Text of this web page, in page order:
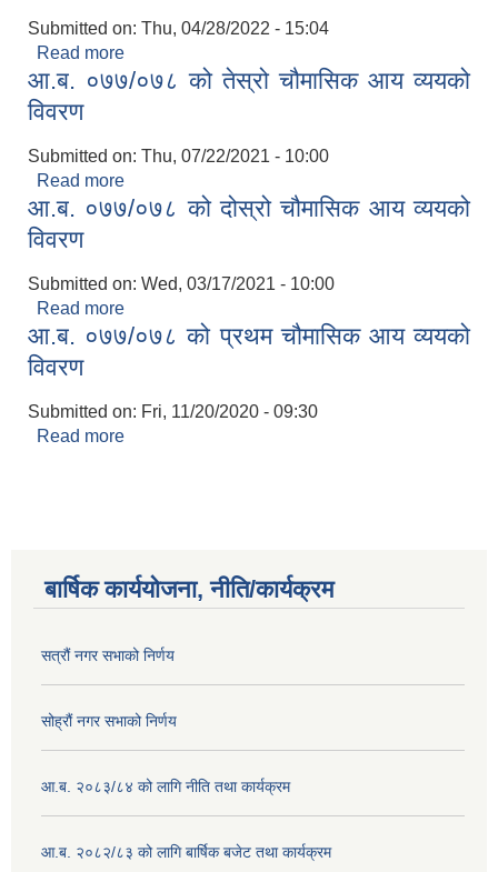
Submitted on: Thu, 04/28/2022 - 15:04
Read more
प्रतिवदेन
आ.ब. ०७७/०७८ को तेस्रो चौमासिक आय व्ययको
विवरण
Submitted on: Thu, 07/22/2021 - 10:00
Read more
विवरण
आ.ब. ०७७/०७८ को दोस्रो चौमासिक आय व्ययको
विवरण
Submitted on: Wed, 03/17/2021 - 10:00
Read more
विवरण
आ.ब. ०७७/०७८ को प्रथम चौमासिक आय व्ययको
विवरण
Submitted on: Fri, 11/20/2020 - 09:30
Read more
बार्षिक कार्ययोजना, नीति/कार्यक्रम
सत्रौं नगर सभाको निर्णय
सोह्रौं नगर सभाको निर्णय
आ.ब. २०८३/८४ को लागि नीति तथा कार्यक्रम
आ.ब. २०८२/८३ को लागि बार्षिक बजेट तथा कार्यक्रम